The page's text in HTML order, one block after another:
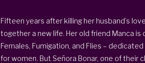
Fifteen years after killing her husband’s
together a new life. Her old friend Manca is
Females, Fumigation, and Flies –
for women. But Señora Bonar, one of their